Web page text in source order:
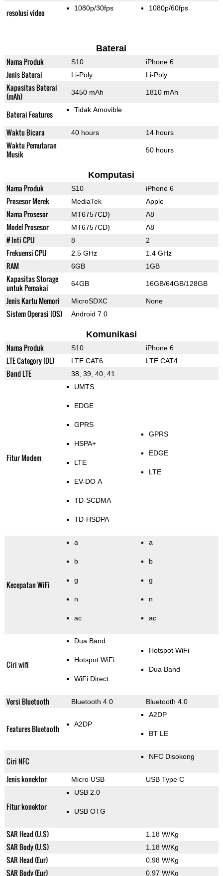
resolusi video 1080p/30fps 1080p/60fps
Baterai
Nama Produk S10 iPhone 6
Jenis Baterai Li-Poly Li-Poly
Kapasitas Baterai
(mAh)
3450 mAh 1810 mAh
Baterai Features Tidak Amovible
Waktu Bicara 40 hours 14 hours
Waktu Pemutaran
Musik
50 hours
Komputasi
Nama Produk S10 iPhone 6
Prosesor Merek MediaTek Apple
Nama Prosesor MT6757CD) A8
Model Prosesor MT6757CD) A8
# Inti CPU 8 2
Frekuensi CPU 2.5 GHz 1.4 GHz
RAM 6GB 1GB
Kapasitas Storage
untuk Pemakai
64GB 16GB/64GB/128GB
Jenis Kartu Memori MicroSDXC None
Sistem Operasi (OS) Android 7.0
Komunikasi
Nama Produk S10 iPhone 6
LTE Category (DL) LTE CAT6 LTE CAT4
Band LTE 38, 39, 40, 41
Fitur Modem
UMTS
EDGE
GPRS
HSPA+
LTE
EV-DO A
TD-SCDMA
TD-HSDPA
GPRS
EDGE
LTE
Kecepatan WiFi
a
b
g
n
ac
a
b
g
n
ac
Ciri wifi
Dua Band
Hotspot WiFi
WiFi Direct
Hotspot WiFi
Dua Band
Versi Bluetooth Bluetooth 4.0 Bluetooth 4.0
Features Bluetooth A2DP
A2DP
BT LE
Ciri NFC NFC Disokong
Jenis konektor Micro USB USB Type C
Fitur konektor
USB 2.0
USB OTG
SAR Head (U.S) 1.18 W/Kg
SAR Body (U.S) 1.18 W/Kg
SAR Head (Eur) 0.98 W/Kg
SAR Body (Eur) 0.97 W/Kg